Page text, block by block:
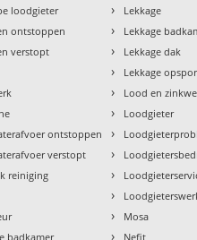
loodgieter
ontstoppen
verstopt
ontstoppen
verstopt
reiniging
badkamer
› Lekkage
› Lekkage
› Lekkage dak
› Lekkage
› Lood en
› Loodgieter
›
›
›
›
› Mosa
› Nefit